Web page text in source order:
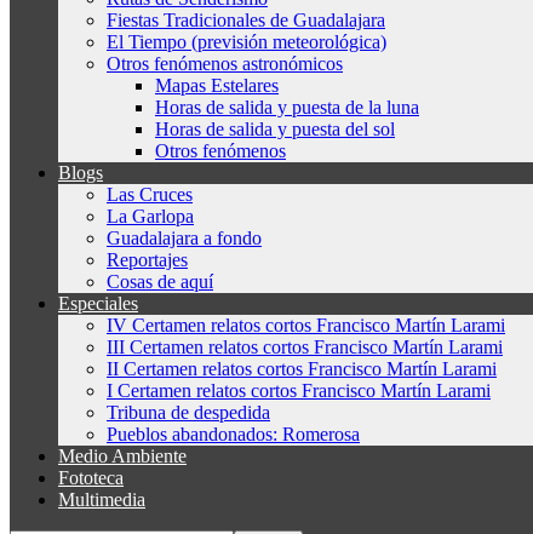
Fiestas Tradicionales de Guadalajara
El Tiempo (previsión meteorológica)
Otros fenómenos astronómicos
Mapas Estelares
Horas de salida y puesta de la luna
Horas de salida y puesta del sol
Otros fenómenos
Blogs
Las Cruces
La Garlopa
Guadalajara a fondo
Reportajes
Cosas de aquí
Especiales
IV Certamen relatos cortos Francisco Martín Larami
III Certamen relatos cortos Francisco Martín Larami
II Certamen relatos cortos Francisco Martín Larami
I Certamen relatos cortos Francisco Martín Larami
Tribuna de despedida
Pueblos abandonados: Romerosa
Medio Ambiente
Fototeca
Multimedia